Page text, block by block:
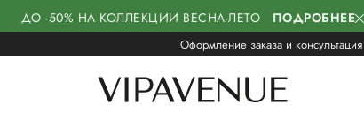
ДО -50% НА КОЛЛЕКЦИИ ВЕСНА-ЛЕТО ПОДРОБНЕЕ
Оформление заказа и